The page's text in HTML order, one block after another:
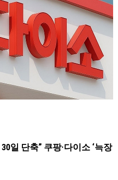
일 단축” 쿠팡·다이소 ‘늑장